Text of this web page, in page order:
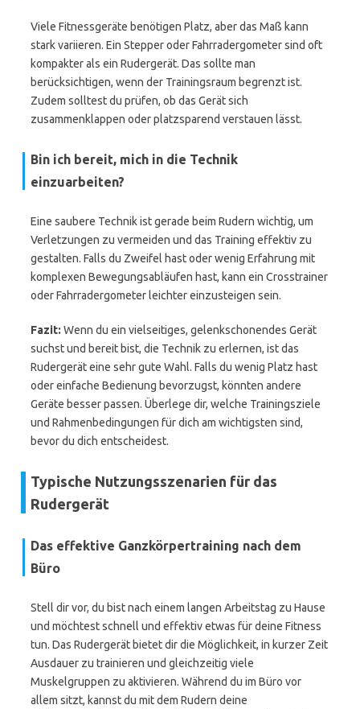
Viele Fitnessgeräte benötigen Platz, aber das Maß kann
stark variieren. Ein Stepper oder Fahrradergometer sind oft
kompakter als ein Rudergerät. Das sollte man
berücksichtigen, wenn der Trainingsraum begrenzt ist.
Zudem solltest du prüfen, ob das Gerät sich
zusammenklappen oder platzsparend verstauen lässt.
Bin ich bereit, mich in die Technik
einzuarbeiten?
Eine saubere Technik ist gerade beim Rudern wichtig, um
Verletzungen zu vermeiden und das Training effektiv zu
gestalten. Falls du Zweifel hast oder wenig Erfahrung mit
komplexen Bewegungsabläufen hast, kann ein Crosstrainer
oder Fahrradergometer leichter einzusteigen sein.
Fazit: Wenn du ein vielseitiges, gelenkschonendes Gerät
suchst und bereit bist, die Technik zu erlernen, ist das
Rudergerät eine sehr gute Wahl. Falls du wenig Platz hast
oder einfache Bedienung bevorzugst, könnten andere
Geräte besser passen. Überlege dir, welche Trainingsziele
und Rahmenbedingungen für dich am wichtigsten sind,
bevor du dich entscheidest.
Typische Nutzungsszenarien für das
Rudergerät
Das effektive Ganzkörpertraining nach dem
Büro
Stell dir vor, du bist nach einem langen Arbeitstag zu Hause
und möchtest schnell und effektiv etwas für deine Fitness
tun. Das Rudergerät bietet dir die Möglichkeit, in kurzer Zeit
Ausdauer zu trainieren und gleichzeitig viele
Muskelgruppen zu aktivieren. Während du im Büro vor
allem sitzt, kannst du mit dem Rudern deine